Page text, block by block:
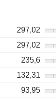
297,02
297,02
235,6
132,31
93,95